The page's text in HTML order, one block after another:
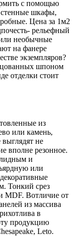
с помощью
стенные шкафы,
Цена за 1м2
рельефный
необычные
на фанере
экземпляров?
шпоном
отделки стоит
из
или камень,
выглядят не
вполне резонное.
и
или
Тонкий срез
MDF. Вотличие от
из массива
в
продукцию
Leto.